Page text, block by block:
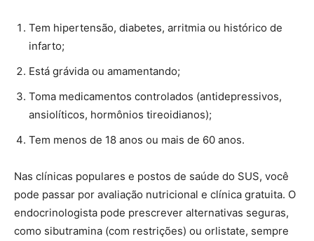
Tem hipertensão, diabetes, arritmia ou histórico de
infarto;
Está grávida ou amamentando;
Toma medicamentos controlados (antidepressivos,
ansiolíticos, hormônios tireoidianos);
Tem menos de 18 anos ou mais de 60 anos.
Nas clínicas populares e postos de saúde do SUS, você
pode passar por avaliação nutricional e clínica gratuita. O
endocrinologista pode prescrever alternativas seguras,
como sibutramina (com restrições) ou orlistate, sempre